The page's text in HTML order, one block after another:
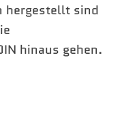
hergestellt sind
hinaus gehen.